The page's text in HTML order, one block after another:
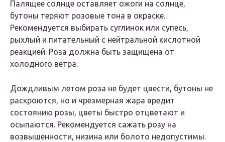
Палящее солнце оставляет ожоги на солнце,
бутоны теряют розовые тона в окраске.
Рекомендуется выбирать суглинок или супесь,
рыхлый и питательный с нейтральной кислотной
реакцией. Роза должна быть защищена от
холодного ветра.
Дождливым летом роза не будет цвести, бутоны не
раскроются, но и чрезмерная жара вредит
состоянию розы, цветы быстро отцветают и
осыпаются. Рекомендуется сажать розу на
возвышенности, низина или болото недопустимы.